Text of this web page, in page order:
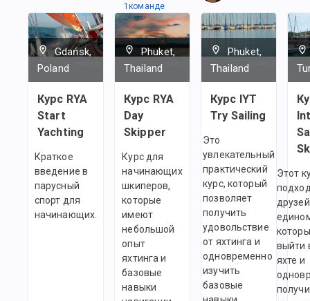
1командe
Gdańsk,
Poland
Курс RYA
Start
Yachting
Краткое
введение в
парусный
спорт для
начинающих.
Phuket,
Thailand
Курс RYA
Day
Skipper
Курс для
начинающих
шкиперов,
которые
имеют
небольшой
опыт
яхтинга и
базовые
навыки
Phuket,
Thailand
Курс IYT
Try Sailing
Это
увлекательный
практический
курс, который
позволяет
получить
удовольствие
от яхтинга и
одновременно
изучить
базовые
Этот
выйти
яхте и